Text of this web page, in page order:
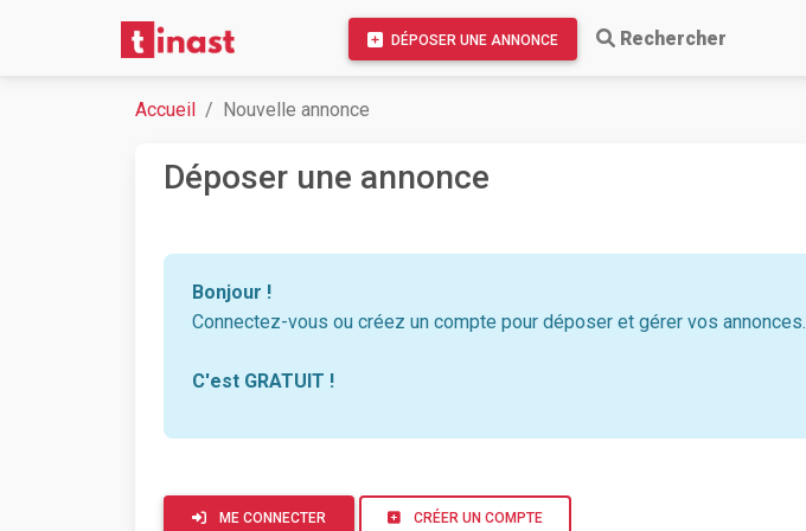
DÉPOSER UNE ANNONCE Rechercher
Accueil Nouvelle annonce
Déposer une annonce
Bonjour !
Connectez-vous ou créez un compte pour déposer et gérer vos annonces.
C'est GRATUIT !
ME CONNECTER CRÉER UN COMPTE